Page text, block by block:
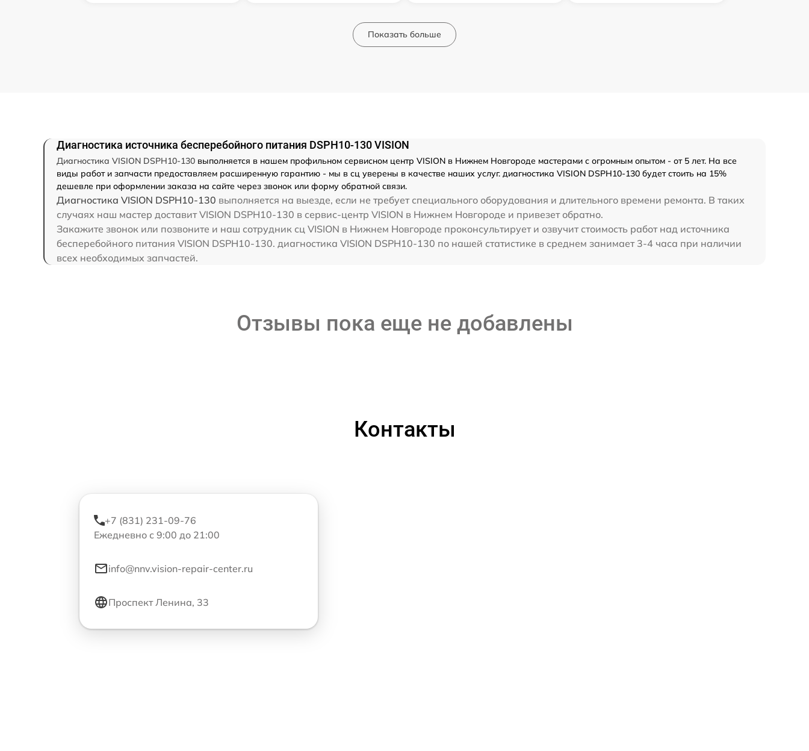
Показать больше
Диагностика источника бесперебойного питания DSPH10-130 VISION
Диагностика VISION DSPH10-130 выполняется в нашем профильном сервисном центр VISION в Нижнем Новгороде мастерами с огромным опытом - от 5 лет. На все
виды работ и запчасти предоставляем расширенную гарантию - мы в сц уверены в качестве наших услуг. диагностика VISION DSPH10-130 будет стоить на 15%
дешевле при оформлении заказа на сайте через звонок или форму обратной связи.
Диагностика VISION DSPH10-130 выполняется на выезде, если не требует специального оборудования и длительного времени ремонта. В таких
случаях наш мастер доставит VISION DSPH10-130 в сервис-центр VISION в Нижнем Новгороде и привезет обратно.
Закажите звонок или позвоните и наш сотрудник сц VISION в Нижнем Новгороде проконсультирует и озвучит стоимость работ над источника
бесперебойного питания VISION DSPH10-130. диагностика VISION DSPH10-130 по нашей статистике в среднем занимает 3-4 часа при наличии
всех необходимых запчастей.
Отзывы пока еще не добавлены
Контакты
+7 (831) 231-09-76
Ежедневно с 9:00 до 21:00
info@nnv.vision-repair-center.ru
Проспект Ленина, 33